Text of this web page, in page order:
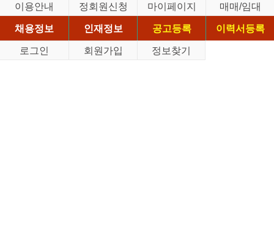
이용안내 정회원신청 마이페이지
매매/임대
채용정보
인재정보 공고등록
이력서등록
로그인
회원가입 정보찾기